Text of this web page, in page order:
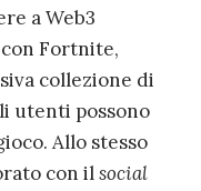
a Web3
Fortnite,
collezione di
utenti possono
Allo stesso
con ilsocial